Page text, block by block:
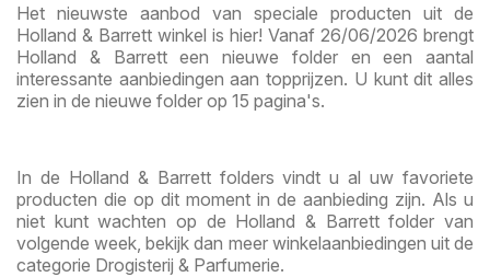
Het nieuwste aanbod van speciale producten uit de
Holland & Barrett winkel is hier! Vanaf 26/06/2026 brengt
Holland & Barrett een nieuwe folder en een aantal
interessante aanbiedingen aan topprijzen. U kunt dit alles
zien in de nieuwe folder op 15 pagina's.
In de Holland & Barrett folders vindt u al uw favoriete
producten die op dit moment in de aanbieding zijn. Als u
niet kunt wachten op de Holland & Barrett folder van
volgende week, bekijk dan meer winkelaanbiedingen uit de
categorie Drogisterij & Parfumerie.